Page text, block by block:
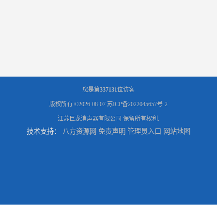
您是第337131位访客
版权所有 ©2026-08-07 苏ICP备2022045657号-2
江苏巨龙消声器有限公司 保留所有权利.
技术支持： 八方资源网 免责声明 管理员入口 网站地图